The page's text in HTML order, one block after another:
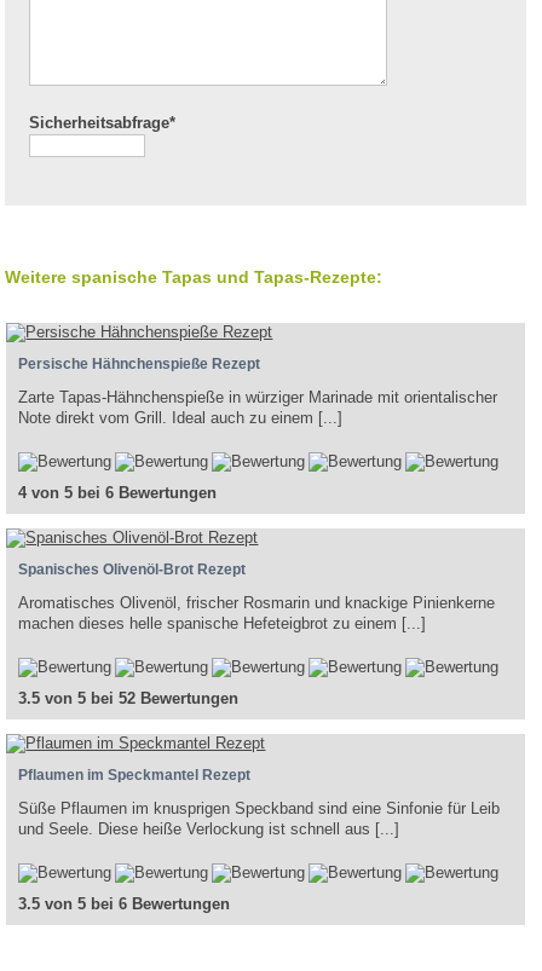
Sicherheitsabfrage*
Weitere spanische Tapas und Tapas-Rezepte:
Persische Hähnchenspieße Rezept
Zarte Tapas-Hähnchenspieße in würziger Marinade mit orientalischer
Note direkt vom Grill. Ideal auch zu einem [...]
4 von 5 bei 6 Bewertungen
Spanisches Olivenöl-Brot Rezept
Aromatisches Olivenöl, frischer Rosmarin und knackige Pinienkerne
machen dieses helle spanische Hefeteigbrot zu einem [...]
3.5 von 5 bei 52 Bewertungen
Pflaumen im Speckmantel Rezept
Süße Pflaumen im knusprigen Speckband sind eine Sinfonie für Leib
und Seele. Diese heiße Verlockung ist schnell aus [...]
3.5 von 5 bei 6 Bewertungen